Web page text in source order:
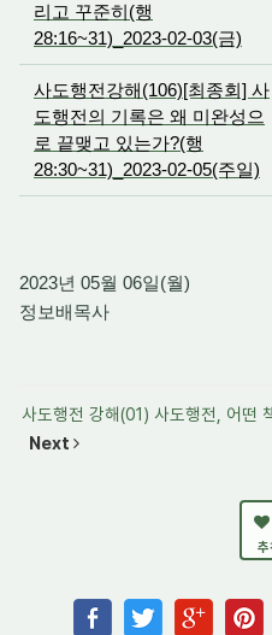
리고 꾸준히(행
28:16~31)_2023-02-03(금)
사도행전강해(106)[최종회] 사
도행전의 기록은 왜 미완성으
로 끝맺고 있는가?(행
28:30~31)_2023-02-05(주일)
2023년 05월 06일(월)
정보배목사
사도행전 강해(01) 사도행전, 어떤
Next
추